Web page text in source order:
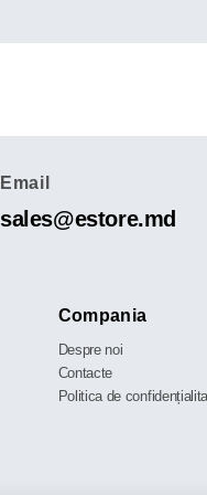
Email
sales@estore.md
Compania
Despre noi
Contacte
Politica de